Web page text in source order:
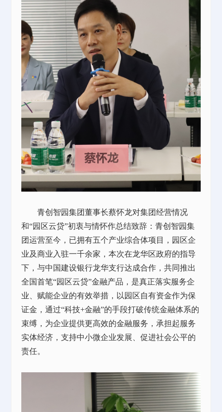
青创智园集团董事长蔡怀龙对集团经营情况
和“园区云贷”初衷与情怀作总结致辞：青创智园集
团运营至今，已拥有五个产业综合体项目，园区企
业及商业入驻一千余家，本次在龙华区政府的指导
下，与中国建设银行龙华支行达成合作，共同推出
全国首笔“园区云贷”金融产品，是真正落实服务企
业、赋能企业的有效举措，以园区自有资金作为保
证金，通过“科技+金融”的手段打破传统金融体系的
束缚，为企业提供更高效的金融服务，承担起服务
实体经济，支持中小微企业发展、促进社会公平的
责任。